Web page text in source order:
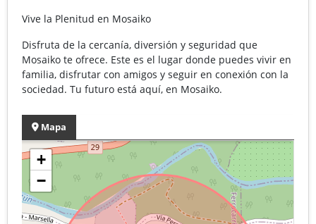
Vive la Plenitud en Mosaiko
Disfruta de la cercanía, diversión y seguridad que
Mosaiko te ofrece. Este es el lugar donde puedes vivir en
familia, disfrutar con amigos y seguir en conexión con la
sociedad. Tu futuro está aquí, en Mosaiko.
Mapa
+
−